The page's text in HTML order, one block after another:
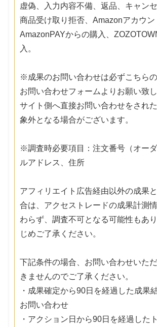
虚偽、入力内容不備、返品、キャン
商品受け取り拒否、Amazonアカウン
AmazonPAYからの購入、
入。
※成果のお問い合わせは必ずこちら
お問い合わせフォームよりお願い致
サイト側へ直接お問い合わせをされ
象外となる場合がございます。
※調査時必要項目：注文番号（オー
ルアドレス、住所
アフィリエイト広告経由以外の成果
合は、アクセストレードの成果計測
わらず、調査不可となる可能性もあ
じめご了承ください。
下記条件の場合、お問い合わせいた
きませんのでご了承ください。
・成果確定から90日を経過した成果
お問い合わせ
・アクション日から90日を経過した